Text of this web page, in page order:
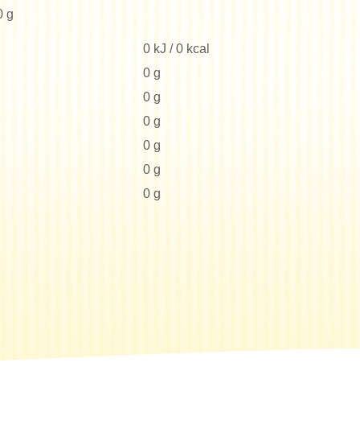
g
0 kJ / 0 kcal
0 g
0 g
0 g
0 g
0 g
0 g